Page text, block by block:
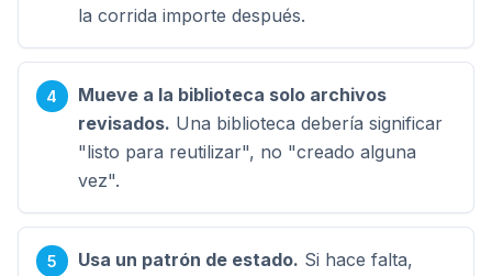
la corrida importe después.
Mueve a la biblioteca solo archivos
revisados. Una biblioteca debería significar
"listo para reutilizar", no "creado alguna
vez".
Usa un patrón de estado. Si hace falta,